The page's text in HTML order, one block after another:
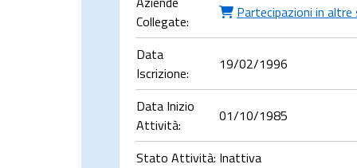
Collegate:
Partecipazioni in
Data
Iscrizione:
19/02/1996
Data Inizio
Attività:
01/10/1985
Stato Attività: Inattiva